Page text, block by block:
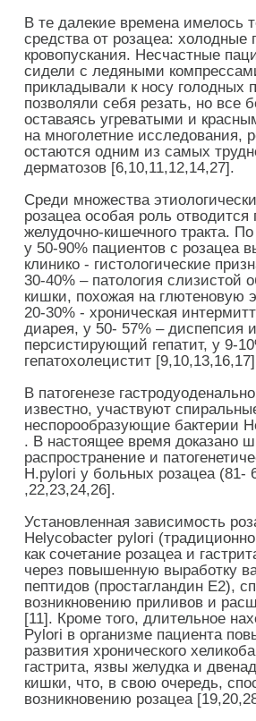
В те далекие времена имелось
средства от розацеа: холодные
кровопускания. Несчастные
сидели с ледяными
прикладывали к носу голодных
позволяли себя резать, но все
оставаясь угреватыми и
на многолетние исследования,
остаются одним из самых
дерматозов [6,10,11,12,14,27].
Среди множества
розацеа особая роль отводится
желудочно-кишечного тракта.
у 50-90% пациентов с розацеа
клинико - гистологические
30-40% – патология слизистой
кишки, похожая на глютеновую
20-30% - хроническая
диарея, у 50- 57% – диспепсия
персистирующий гепатит, у 9-
гепатохолецистит
В патогенезе
известно, участвуют
неспорообразующие бактерии
. В настоящее время доказано
распространение и
H.pylori у больных розацеа (81-
,22,23,24,26].
Установленная зависимость
Helycobacter pylori
как сочетание розацеа и
через повышенную выработку
пептидов (простагландин Е2),
возникновению приливов и
[11]. Кроме того, длительное
Pylori в организме пациента
развития хронического
гастрита, язвы желудка и
кишки, что, в свою очередь,
возникновению розацеа